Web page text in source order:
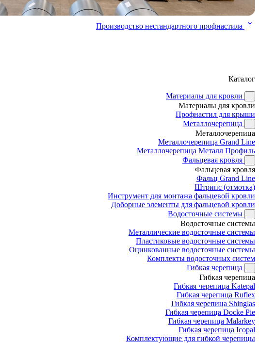
Производство нестандартного профнастила
Каталог
Материалы для кровли
Материалы для кровли
Профнастил для крыши
Металлочерепица
Металлочерепица
Металлочерепица Grand Line
Металлочерепица Металл Профиль
Фальцевая кровля
Фальцевая кровля
Фальц Grand Line
Штрипс (отмотка)
Инструмент для монтажа фальцевой кровли
Доборные элементы для фальцевой кровли
Водосточные системы
Водосточные системы
Металлические водосточные системы
Пластиковые водосточные системы
Оцинкованные водосточные системы
Комплекты водосточных систем
Гибкая черепица
Гибкая черепица
Гибкая черепица Katepal
Гибкая черепица Ruflex
Гибкая черепица Shinglas
Гибкая черепица Docke Pie
Гибкая черепица Malarkey
Гибкая черепица Icopal
Комплектующие для гибкой черепицы